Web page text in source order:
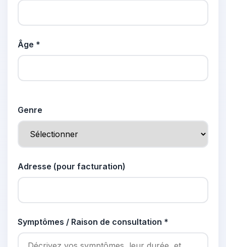
Âge *
Genre
Adresse (pour facturation)
Symptômes / Raison de consultation *